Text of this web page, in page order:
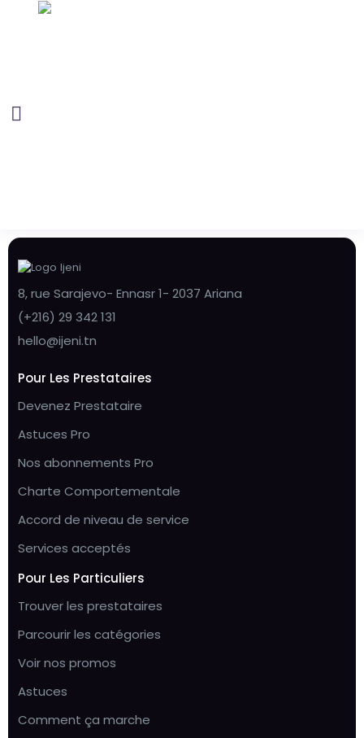
8, rue Sarajevo- Ennasr 1- 2037 Ariana
(+216) 29 342 131
hello@ijeni.tn
Pour Les Prestataires
Devenez Prestataire
Astuces Pro
Nos abonnements Pro
Charte Comportementale
Accord de niveau de service
Services acceptés
Pour Les Particuliers
Trouver les prestataires
Parcourir les catégories
Voir nos promos
Astuces
Comment ça marche